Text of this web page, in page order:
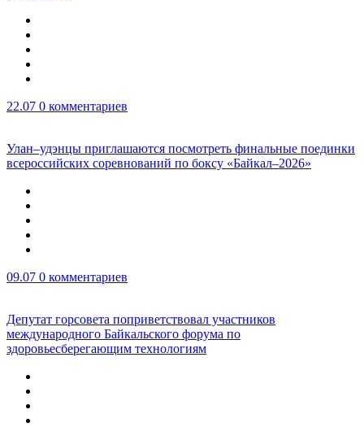
22.07 0 комментариев
Улан–удэнцы приглашаются посмотреть финальные поединки
всероссийских соревнований по боксу «Байкал–2026»
09.07 0 комментариев
Депутат горсовета поприветствовал участников
международного Байкальского форума по
здоровьесберегающим технологиям